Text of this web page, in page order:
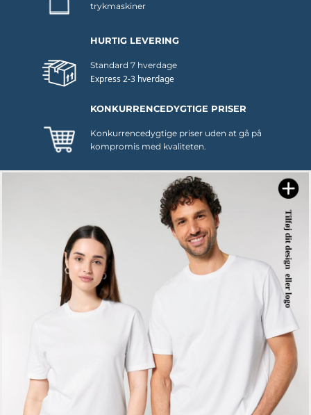
trykmaskiner
HURTIG LEVERING
Standard 7 hverdage
Express 2-3 hverdage
KONKURRENCEDYGTIGE PRISER
Konkurrencedygtige priser uden at gå på
kompromis med kvaliteten.